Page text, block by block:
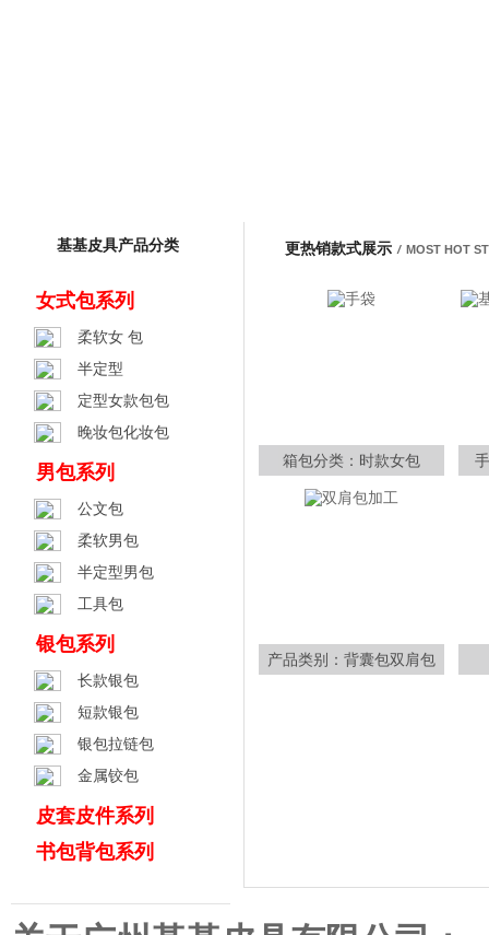
基基皮具产品分类
女式包系列
柔软女 包
半定型
定型女款包包
晚妆包化妆包
男包系列
公文包
柔软男包
半定型男包
工具包
银包系列
长款银包
短款银包
银包拉链包
金属铰包
皮套皮件系列
书包背包系列
更热销款式展示 / MOST HOT
箱包分类：时款女包
产品类别：背囊包双肩包